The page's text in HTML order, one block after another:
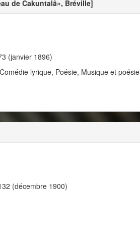
de Cakuntalâ», Bréville]
(janvier 1896)
lyrique, Poésie, Musique et poésie
(décembre 1900)